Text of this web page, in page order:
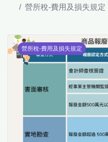
營所稅-費用及損失規定
營所稅-費用及損失規定